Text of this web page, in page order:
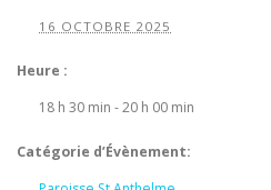
16 OCTOBRE 2025
Heure :
18 h 30 min - 20 h 00 min
Catégorie d’Évènement: